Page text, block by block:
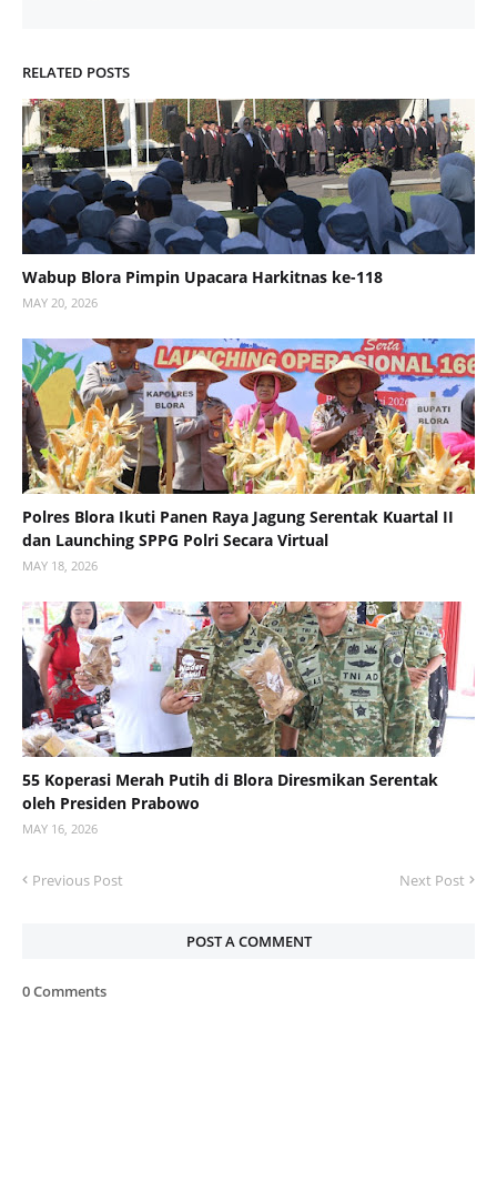
RELATED POSTS
Wabup Blora Pimpin Upacara Harkitnas ke-118
MAY 20, 2026
Polres Blora Ikuti Panen Raya Jagung Serentak Kuartal II
dan Launching SPPG Polri Secara Virtual
MAY 18, 2026
55 Koperasi Merah Putih di Blora Diresmikan Serentak
oleh Presiden Prabowo
MAY 16, 2026
Previous Post Next Post
POST A COMMENT
0 Comments